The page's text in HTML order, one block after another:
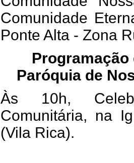
Comunidade
Ponte Alta - Zona
Programação
Paróquia de
Às 10h,
Comunitária, na
(Vila Rica).